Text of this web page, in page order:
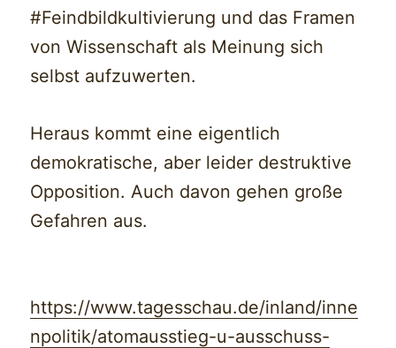
#Feindbildkultivierung und das Framen
von Wissenschaft als Meinung sich
selbst aufzuwerten.
Heraus kommt eine eigentlich
demokratische, aber leider destruktive
Opposition. Auch davon gehen große
Gefahren aus.
https://www.tagesschau.de/inland/inne
npolitik/atomausstieg-u-ausschuss-